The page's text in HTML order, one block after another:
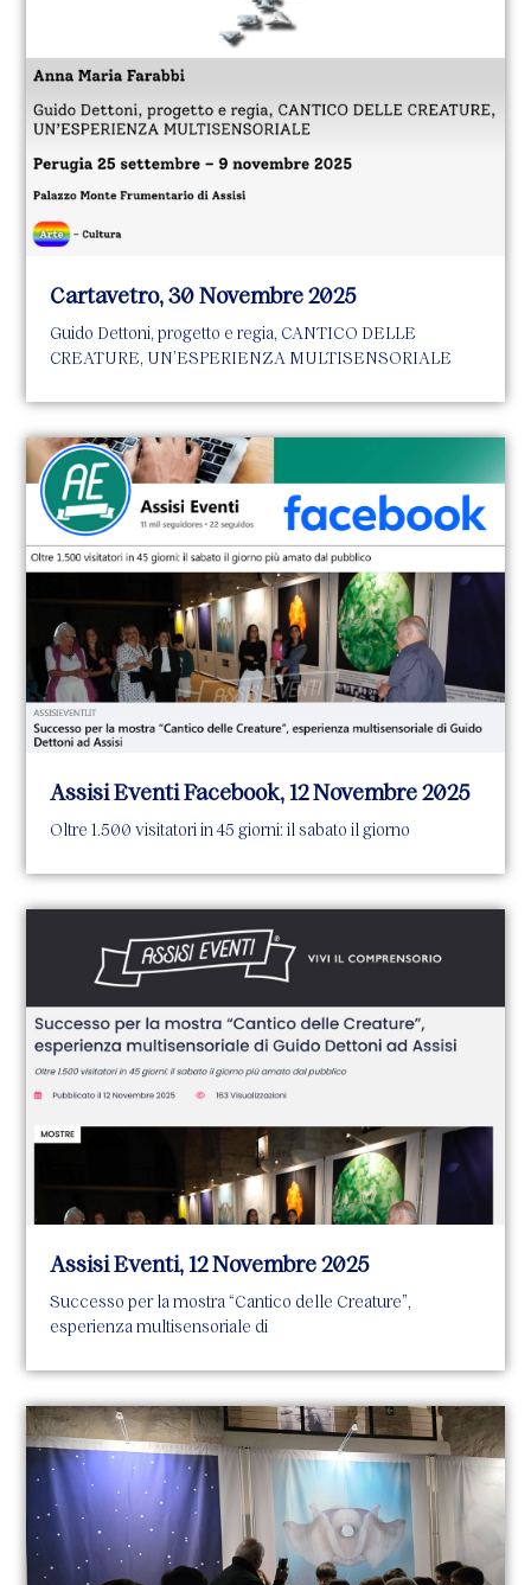
Cartavetro, 30 Novembre 2025
Guido Dettoni, progetto e regia, CANTICO DELLE
CREATURE, UN’ESPERIENZA MULTISENSORIALE
Assisi Eventi Facebook, 12 Novembre 2025
Oltre 1.500 visitatori in 45 giorni: il sabato il giorno
Assisi Eventi, 12 Novembre 2025
Successo per la mostra “Cantico delle Creature”,
esperienza multisensoriale di